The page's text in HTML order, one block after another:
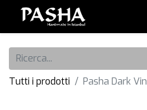
Tutti i prodotti Pasha Dark